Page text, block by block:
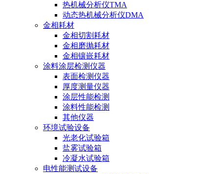
热机械分析仪TMA
动态热机械分析仪DMA
金相耗材
金相切割耗材
金相磨抛耗材
金相镶嵌耗材
涂料涂层检测仪器
表面检测仪器
厚度测量仪器
涂层性能检测
涂料性能检测
其他仪器
环境试验设备
光老化试验箱
盐雾试验箱
冷凝水试验箱
电性能测试设备